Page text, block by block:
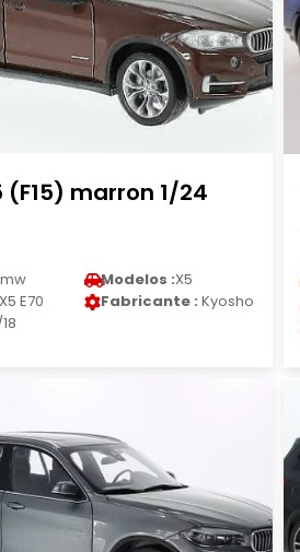
(F15) marron 1/24
Modelos :X5
X5 E70 Fabricante : Kyosho